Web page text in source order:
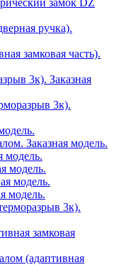
замок DZ
ручка).
замковая часть).
3к). Заказная
3к).
Заказная модель.
модель.
модель.
модель.
модель.
3к).
замковая
(адаптивная